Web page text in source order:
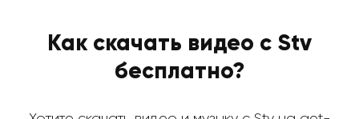
Как скачать видео с Stv
бесплатно?